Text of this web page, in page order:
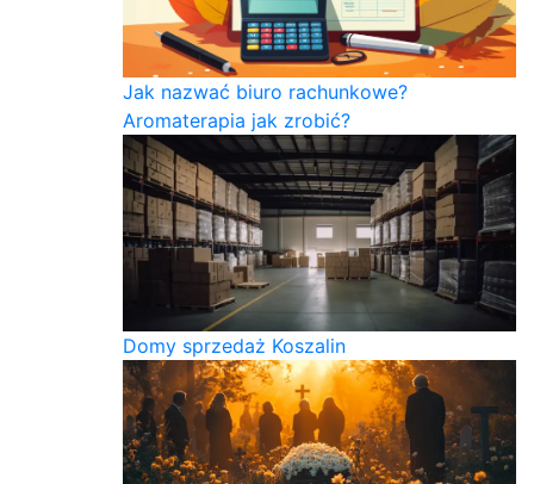
Jak nazwać biuro rachunkowe?
Aromaterapia jak zrobić?
Domy sprzedaż Koszalin